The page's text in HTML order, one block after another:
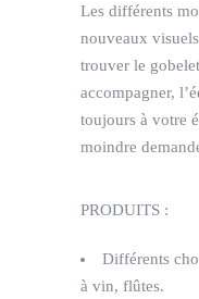
Les différents
nouveaux
trouver le
accompagner,
toujours à votre
moindre
PRODUITS :
Différents
à vin, flûtes.